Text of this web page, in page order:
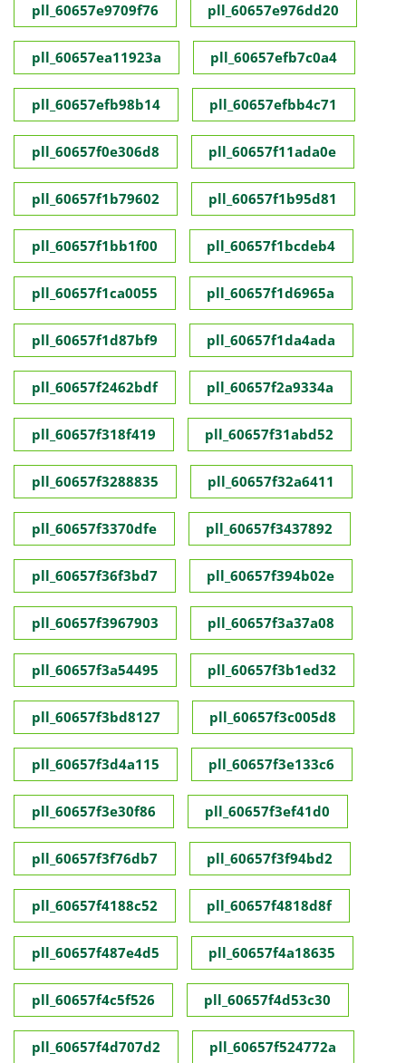
pll_60657e9709f76 pll_60657e976dd20
pll_60657ea11923a pll_60657efb7c0a4
pll_60657efb98b14 pll_60657efbb4c71
pll_60657f0e306d8 pll_60657f11ada0e
pll_60657f1b79602 pll_60657f1b95d81
pll_60657f1bb1f00 pll_60657f1bcdeb4
pll_60657f1ca0055 pll_60657f1d6965a
pll_60657f1d87bf9 pll_60657f1da4ada
pll_60657f2462bdf pll_60657f2a9334a
pll_60657f318f419 pll_60657f31abd52
pll_60657f3288835 pll_60657f32a6411
pll_60657f3370dfe pll_60657f3437892
pll_60657f36f3bd7 pll_60657f394b02e
pll_60657f3967903 pll_60657f3a37a08
pll_60657f3a54495 pll_60657f3b1ed32
pll_60657f3bd8127 pll_60657f3c005d8
pll_60657f3d4a115 pll_60657f3e133c6
pll_60657f3e30f86 pll_60657f3ef41d0
pll_60657f3f76db7 pll_60657f3f94bd2
pll_60657f4188c52 pll_60657f4818d8f
pll_60657f487e4d5 pll_60657f4a18635
pll_60657f4c5f526 pll_60657f4d53c30
pll_60657f4d707d2 pll_60657f524772a